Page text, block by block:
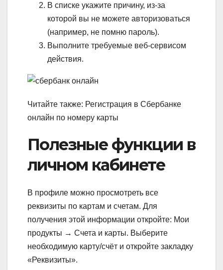
В списке укажите причину, из-за
которой вы не можете авторизоваться
(например, не помню пароль).
Выполните требуемые веб-сервисом
действия.
Читайте также: Регистрация в Сбербанке
онлайн по номеру карты
Полезные функции в
личном кабинете
В профиле можно просмотреть все
реквизиты по картам и счетам. Для
получения этой информации откройте: Мои
продукты → Счета и карты. Выберите
необходимую карту/счёт и откройте закладку
«Реквизиты».